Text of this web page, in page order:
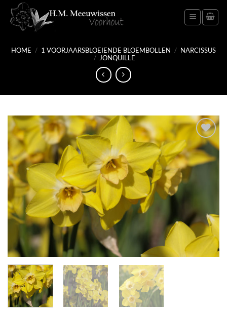
naar
inhoud
HOME / 1 VOORJAARSBLOEIENDE BLOEMBOLLEN / NARCISSUS
/ JONQUILLE
Toevoegen
aan
verlanglijst